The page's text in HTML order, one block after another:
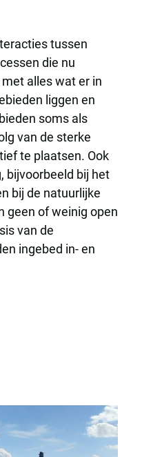
tussen
die nu
alles wat er in
liggen en
soms als
van de sterke
te plaatsen. Ook
bijvoorbeeld bij het
bij de natuurlijke
geen of weinig open
van de
ingebed in- en